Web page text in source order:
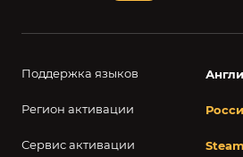
Поддержка языков
Регион активации
Сервис активации Steam